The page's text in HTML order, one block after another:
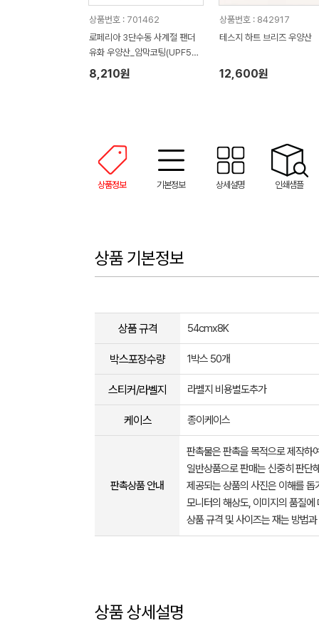
상품번호 : 701462
로페리아 3단수동 사계절 팬더
유화 우양산_암막코팅(UPF50
+)
8,210원
상품번호 : 842917
테스지 하트 브리즈 우양산
12,600원
상품정보 기본정보 상세설명 인쇄샘플
상품 기본정보
상품 규격 54cmx8K
박스포장수량 1박스 50개
스티커/라벨지 라벨지 비용별도추가
케이스 종이케이스
판촉상품 안내
판촉물은 판촉을 목적으로 제작하
일반상품으로 판매는 신중히 판단
제공되는 상품의 사진은 이해를
모니터의 해상도, 이미지의 품질
상품 규격 및 사이즈는 재는 방법
상품 상세설명